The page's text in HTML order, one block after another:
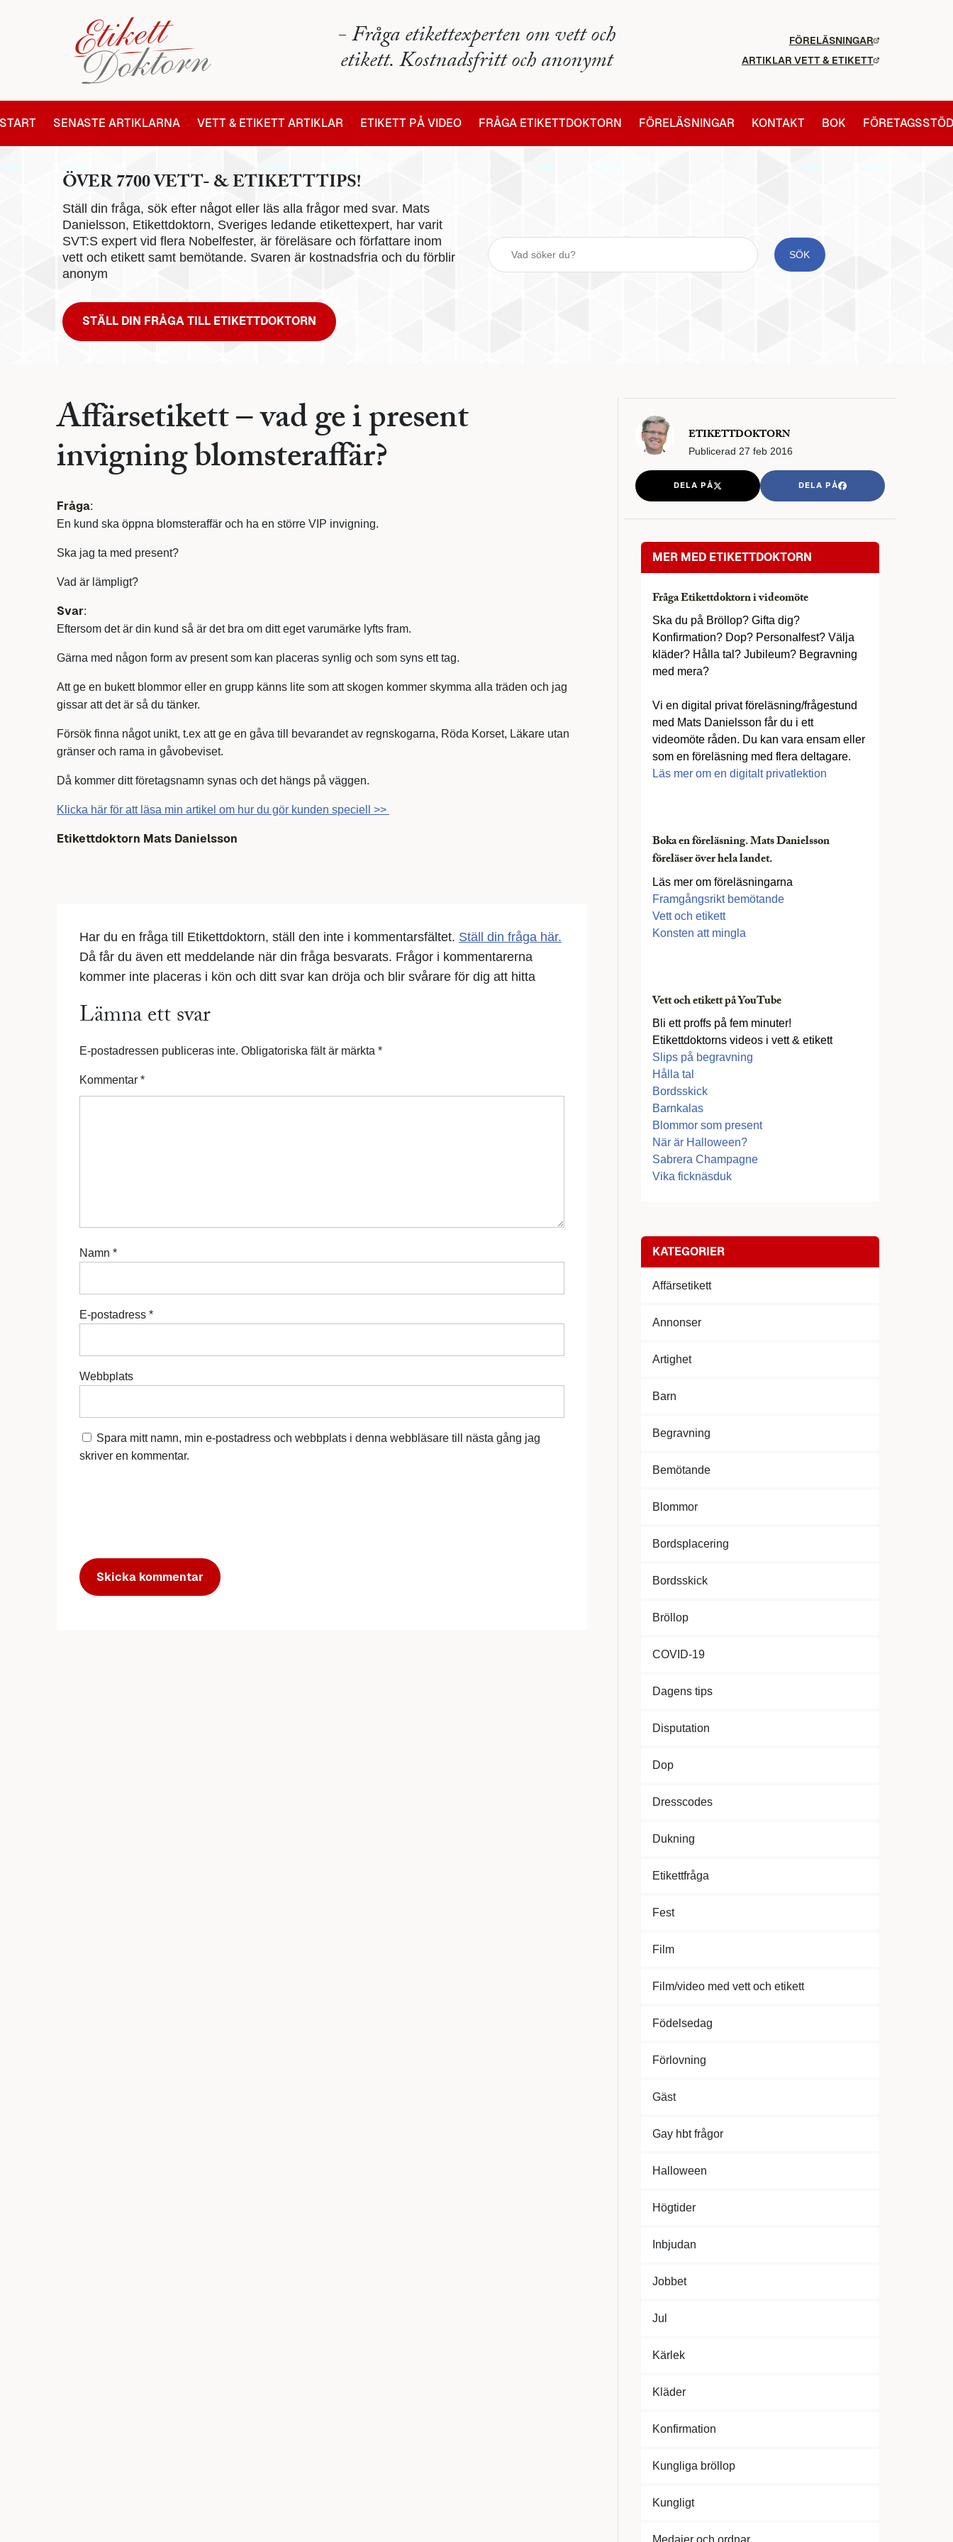
- Fråga etikettexperten om vett och
etikett. Kostnadsfritt och anonymt
FÖRELÄSNINGAR
ARTIKLAR VETT & ETIKETT
START SENASTE ARTIKLARNA VETT & ETIKETT ARTIKLAR ETIKETT PÅ VIDEO FRÅGA ETIKETTDOKTORN FÖRELÄSNINGAR KONTAKT BOK FÖRETAGSSTÖD
ÖVER 7700 VETT- & ETIKETTTIPS!
Ställ din fråga, sök efter något eller läs alla frågor med svar. Mats
Danielsson, Etikettdoktorn, Sveriges ledande etikettexpert, har varit
SVT:S expert vid flera Nobelfester, är föreläsare och författare inom
vett och etikett samt bemötande. Svaren är kostnadsfria och du förblir
anonym
STÄLL DIN FRÅGA TILL ETIKETTDOKTORN
Affärsetikett – vad ge i present
invigning blomsteraffär?
Fråga:
En kund ska öppna blomsteraffär och ha en större VIP invigning.
Ska jag ta med present?
Vad är lämpligt?
Svar:
Eftersom det är din kund så är det bra om ditt eget varumärke lyfts fram.
Gärna med någon form av present som kan placeras synlig och som syns ett tag.
Att ge en bukett blommor eller en grupp känns lite som att skogen kommer skymma alla träden och jag
gissar att det är så du tänker.
Försök finna något unikt, t.ex att ge en gåva till bevarandet av regnskogarna, Röda Korset, Läkare utan
gränser och rama in gåvobeviset.
Då kommer ditt företagsnamn synas och det hängs på väggen.
Klicka här för att läsa min artikel om hur du gör kunden speciell >>
Etikettdoktorn Mats Danielsson
Har du en fråga till Etikettdoktorn, ställ den inte i kommentarsfältet. Ställ din fråga här.
Då får du även ett meddelande när din fråga besvarats. Frågor i kommentarerna
kommer inte placeras i kön och ditt svar kan dröja och blir svårare för dig att hitta
Lämna ett svar
E-postadressen publiceras inte. Obligatoriska fält är märkta *
Kommentar *
Namn *
E-postadress *
Webbplats
Spara mitt namn, min e-postadress och webbplats i denna webbläsare till nästa gång jag
skriver en kommentar.
ETIKETTDOKTORN
Publicerad 27 feb 2016
DELA PÅ DELA PÅ
MER MED ETIKETTDOKTORN
Fråga Etikettdoktorn i videomöte
Ska du på Bröllop? Gifta dig?
Konfirmation? Dop? Personalfest? Välja
kläder? Hålla tal? Jubileum? Begravning
med mera?
Vi en digital privat föreläsning/frågestund
med Mats Danielsson får du i ett
videomöte råden. Du kan vara ensam eller
som en föreläsning med flera deltagare.
Läs mer om en digitalt privatlektion
Boka en föreläsning. Mats Danielsson
föreläser över hela landet.
Läs mer om föreläsningarna
Framgångsrikt bemötande
Vett och etikett
Konsten att mingla
Vett och etikett på YouTube
Bli ett proffs på fem minuter!
Etikettdoktorns videos i vett & etikett
Slips på begravning
Hålla tal
Bordsskick
Barnkalas
Blommor som present
När är Halloween?
Sabrera Champagne
Vika ficknäsduk
KATEGORIER
Affärsetikett
Annonser
Artighet
Barn
Begravning
Bemötande
Blommor
Bordsplacering
Bordsskick
Bröllop
COVID-19
Dagens tips
Disputation
Dop
Dresscodes
Dukning
Etikettfråga
Fest
Film
Film/video med vett och etikett
Födelsedag
Förlovning
Gäst
Gay hbt frågor
Halloween
Högtider
Inbjudan
Jobbet
Jul
Kärlek
Kläder
Konfirmation
Kungliga bröllop
Kungligt